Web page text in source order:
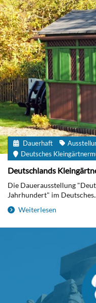
Dauerhaft
Deutsches
Deutschlands
Die Dauerausstellung
Jahrhundert" im
Weiterlesen